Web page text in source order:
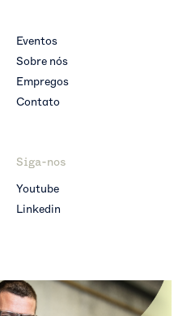
Eventos
Sobre nós
Empregos
Contato
Siga-nos
Youtube
Linkedin